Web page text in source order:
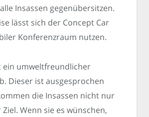
Insassen gegenübersitzen.
lässt sich der Concept Car
Konferenzraum nutzen.
ein umweltfreundlicher
Dieser ist ausgesprochen
die Insassen nicht nur
Wenn sie es wünschen,